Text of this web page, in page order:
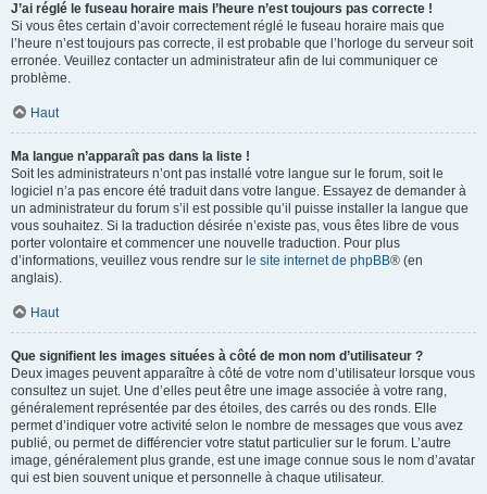
J’ai réglé le fuseau horaire mais l’heure n’est toujours pas correcte !
Si vous êtes certain d’avoir correctement réglé le fuseau horaire mais que
l’heure n’est toujours pas correcte, il est probable que l’horloge du serveur soit
erronée. Veuillez contacter un administrateur afin de lui communiquer ce
problème.
Haut
Ma langue n’apparaît pas dans la liste !
Soit les administrateurs n’ont pas installé votre langue sur le forum, soit le
logiciel n’a pas encore été traduit dans votre langue. Essayez de demander à
un administrateur du forum s’il est possible qu’il puisse installer la langue que
vous souhaitez. Si la traduction désirée n’existe pas, vous êtes libre de vous
porter volontaire et commencer une nouvelle traduction. Pour plus
d’informations, veuillez vous rendre sur le site internet de phpBB® (en
anglais).
Haut
Que signifient les images situées à côté de mon nom d’utilisateur ?
Deux images peuvent apparaître à côté de votre nom d’utilisateur lorsque vous
consultez un sujet. Une d’elles peut être une image associée à votre rang,
généralement représentée par des étoiles, des carrés ou des ronds. Elle
permet d’indiquer votre activité selon le nombre de messages que vous avez
publié, ou permet de différencier votre statut particulier sur le forum. L’autre
image, généralement plus grande, est une image connue sous le nom d’avatar
qui est bien souvent unique et personnelle à chaque utilisateur.